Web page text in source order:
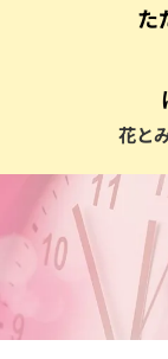
た
花と